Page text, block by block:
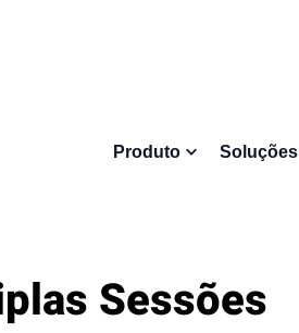
Produto Soluções
Sessões